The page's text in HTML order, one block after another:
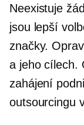
Neexistuje
jsou lepší
značky.
a jeho cílech.
zahájení
outsourcingu